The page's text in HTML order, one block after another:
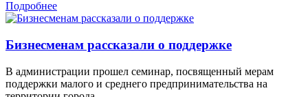
Подробнее
Бизнесменам рассказали о поддержке
В администрации прошел семинар, посвященный мерам
поддержки малого и среднего предпринимательства на